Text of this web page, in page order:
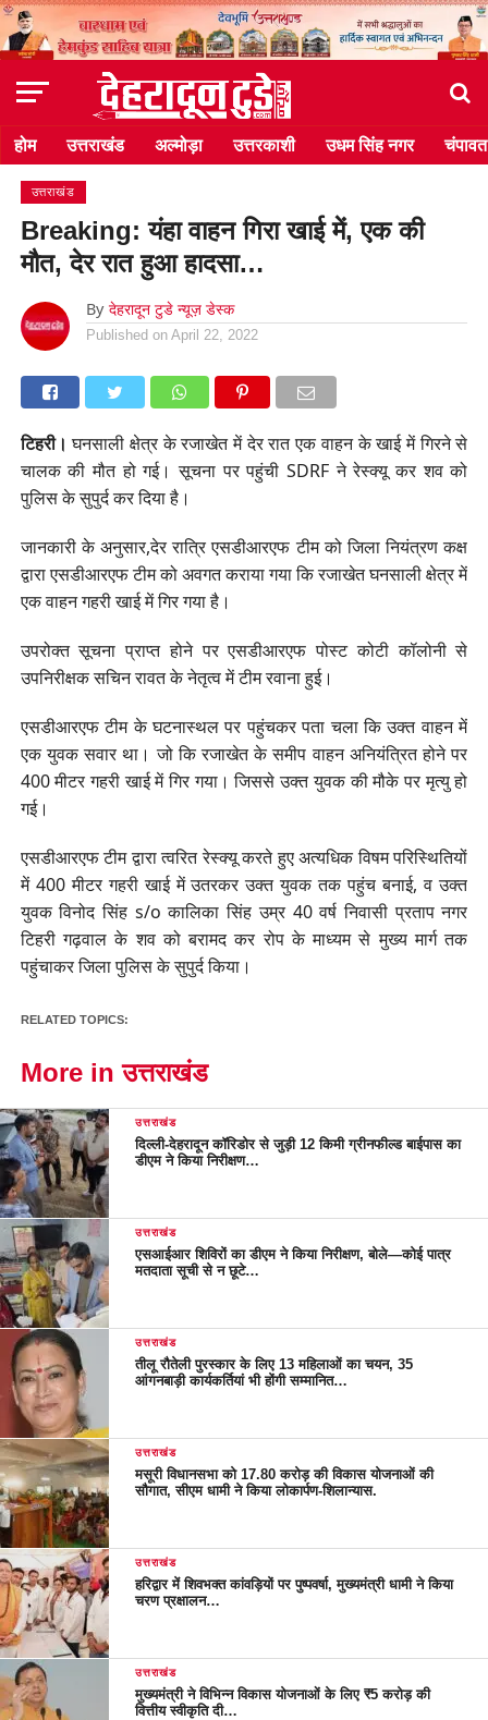
होम उत्तराखंड अल्मोड़ा उत्तरकाशी उधम सिंह नगर चंपावत
उत्तराखंड
Breaking: यंहा वाहन गिरा खाई में, एक की
मौत, देर रात हुआ हादसा…
By देहरादून टुडे न्यूज़ डेस्क
Published on April 22, 2022
टिहरी। घनसाली क्षेत्र के रजाखेत में देर रात एक वाहन के खाई में गिरने से
चालक की मौत हो गई। सूचना पर पहुंची SDRF ने रेस्क्यू कर शव को
पुलिस के सुपुर्द कर दिया है।
जानकारी के अनुसार,देर रात्रि एसडीआरएफ टीम को जिला नियंत्रण कक्ष
द्वारा एसडीआरएफ टीम को अवगत कराया गया कि रजाखेत घनसाली क्षेत्र में
एक वाहन गहरी खाई में गिर गया है।
उपरोक्त सूचना प्राप्त होने पर एसडीआरएफ पोस्ट कोटी कॉलोनी से
उपनिरीक्षक सचिन रावत के नेतृत्व में टीम रवाना हुई।
एसडीआरएफ टीम के घटनास्थल पर पहुंचकर पता चला कि उक्त वाहन में
एक युवक सवार था। जो कि रजाखेत के समीप वाहन अनियंत्रित होने पर
400 मीटर गहरी खाई में गिर गया। जिससे उक्त युवक की मौके पर मृत्यु हो
गई।
एसडीआरएफ टीम द्वारा त्वरित रेस्क्यू करते हुए अत्यधिक विषम परिस्थितियों
में 400 मीटर गहरी खाई में उतरकर उक्त युवक तक पहुंच बनाई, व उक्त
युवक विनोद सिंह s/o कालिका सिंह उम्र 40 वर्ष निवासी प्रताप नगर
टिहरी गढ़वाल के शव को बरामद कर रोप के माध्यम से मुख्य मार्ग तक
पहुंचाकर जिला पुलिस के सुपुर्द किया।
RELATED TOPICS:
More in उत्तराखंड
उत्तराखंड
दिल्ली-देहरादून कॉरिडोर से जुड़ी 12 किमी ग्रीनफील्ड बाईपास का
डीएम ने किया निरीक्षण…
उत्तराखंड
एसआईआर शिविरों का डीएम ने किया निरीक्षण, बोले—कोई पात्र
मतदाता सूची से न छूटे…
उत्तराखंड
तीलू रौतेली पुरस्कार के लिए 13 महिलाओं का चयन, 35
आंगनबाड़ी कार्यकर्तियां भी होंगी सम्मानित…
उत्तराखंड
मसूरी विधानसभा को 17.80 करोड़ की विकास योजनाओं की
सौगात, सीएम धामी ने किया लोकार्पण-शिलान्यास.
उत्तराखंड
हरिद्वार में शिवभक्त कांवड़ियों पर पुष्पवर्षा, मुख्यमंत्री धामी ने किया
चरण प्रक्षालन…
उत्तराखंड
मुख्यमंत्री ने विभिन्न विकास योजनाओं के लिए ₹5 करोड़ की
वित्तीय स्वीकृति दी…